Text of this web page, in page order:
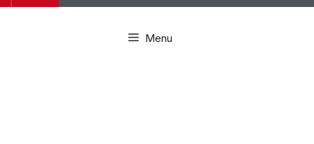
Menu